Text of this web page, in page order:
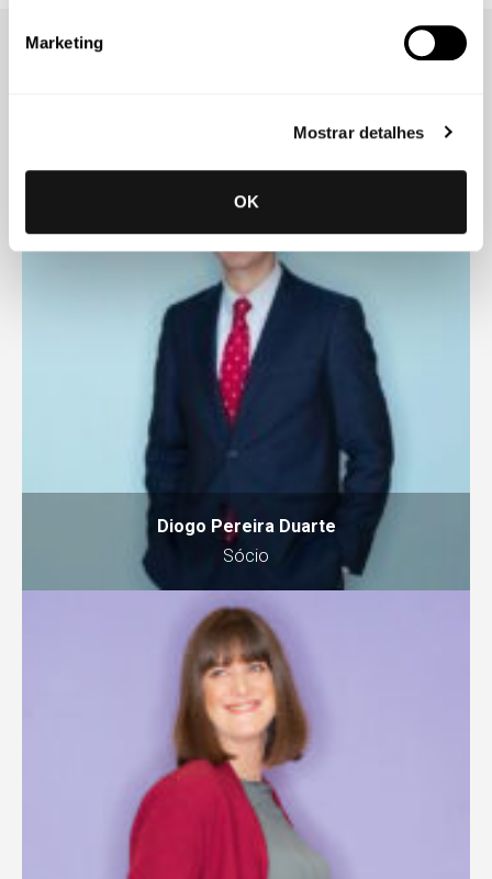
Marketing
Mostrar detalhes
OK
Thinking about tomorrow?
Diogo Pereira Duarte
Sócio